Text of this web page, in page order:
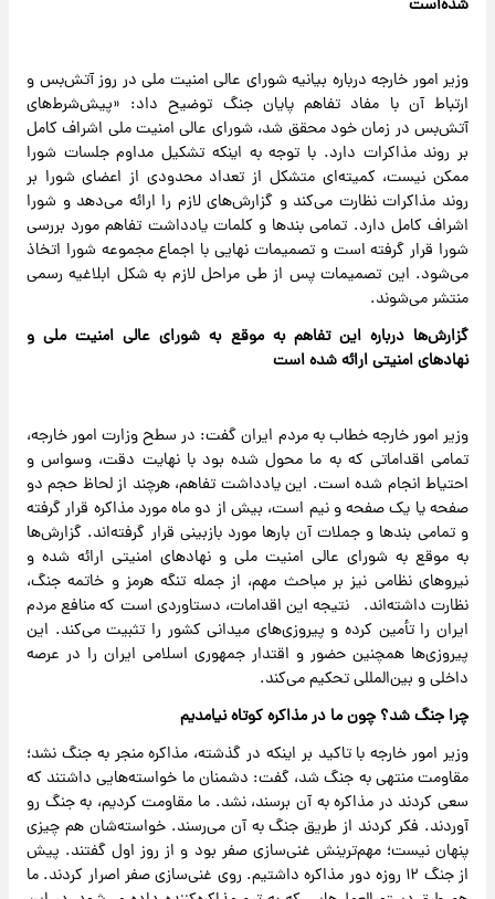
شده‌است
وزیر امور خارجه درباره بیانیه شورای عالی امنیت ملی در روز آتش‌بس و
ارتباط آن با مفاد تفاهم پایان جنگ توضیح داد: «پیش‌شرط‌های
آتش‌بس در زمان خود محقق شد، شورای عالی امنیت ملی اشراف کامل
بر روند مذاکرات دارد. با توجه به اینکه تشکیل مداوم جلسات شورا
ممکن نیست، کمیته‌ای متشکل از تعداد محدودی از اعضای شورا بر
روند مذاکرات نظارت می‌کند و گزارش‌های لازم را ارائه می‌دهد و شورا
اشراف کامل دارد. تمامی بندها و کلمات یادداشت تفاهم مورد بررسی
شورا قرار گرفته است و تصمیمات نهایی با اجماع مجموعه شورا اتخاذ
می‌شود. این تصمیمات پس از طی مراحل لازم به شکل ابلاغیه رسمی
منتشر می‌شوند.
گزارش‌ها درباره این تفاهم به موقع به شورای عالی امنیت ملی و
نهادهای امنیتی ارائه شده است
وزیر امور خارجه خطاب به مردم ایران گفت: در سطح وزارت امور خارجه،
تمامی اقداماتی که به ما محول شده بود با نهایت دقت، وسواس و
احتیاط انجام شده است. این یادداشت تفاهم، هرچند از لحاظ حجم دو
صفحه یا یک صفحه و نیم است، بیش از دو ماه مورد مذاکره قرار گرفته
و تمامی بندها و جملات آن بارها مورد بازبینی قرار گرفته‌اند. گزارش‌ها
به موقع به شورای عالی امنیت ملی و نهادهای امنیتی ارائه شده و
نیروهای نظامی نیز بر مباحث مهم، از جمله تنگه هرمز و خاتمه جنگ،
نظارت داشته‌اند. نتیجه این اقدامات، دستاوردی است که منافع مردم
ایران را تأمین کرده و پیروزی‌های میدانی کشور را تثبیت می‌کند. این
پیروزی‌ها همچنین حضور و اقتدار جمهوری اسلامی ایران را در عرصه
داخلی و بین‌المللی تحکیم می‌کند.
چرا جنگ شد؟ چون ما در مذاکره کوتاه نیامدیم
وزیر امور خارجه با تاکید بر اینکه در گذشته، مذاکره منجر به جنگ نشد؛
مقاومت منتهی به جنگ شد، گفت: دشمنان ما خواسته‌هایی داشتند که
سعی کردند در مذاکره به آن برسند، نشد. ما مقاومت کردیم، به جنگ رو
آوردند. فکر کردند از طریق جنگ به آن می‌رسند. خواسته‌شان هم چیزی
پنهان نیست؛ مهم‌ترینش غنی‌سازی صفر بود و از روز اول گفتند. پیش
از جنگ ۱۲ روزه دور مذاکره داشتیم. روی غنی‌سازی صفر اصرار کردند. ما